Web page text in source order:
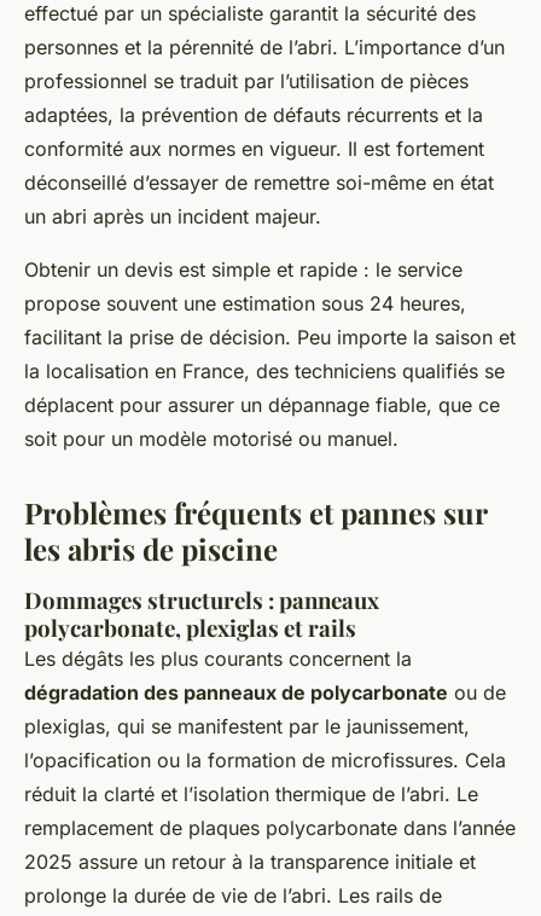
effectué par un spécialiste garantit la sécurité des
personnes et la pérennité de l’abri. L’importance d’un
professionnel se traduit par l’utilisation de pièces
adaptées, la prévention de défauts récurrents et la
conformité aux normes en vigueur. Il est fortement
déconseillé d’essayer de remettre soi-même en état
un abri après un incident majeur.
Obtenir un devis est simple et rapide : le service
propose souvent une estimation sous 24 heures,
facilitant la prise de décision. Peu importe la saison et
la localisation en France, des techniciens qualifiés se
déplacent pour assurer un dépannage fiable, que ce
soit pour un modèle motorisé ou manuel.
Problèmes fréquents et pannes sur
les abris de piscine
Dommages structurels : panneaux
polycarbonate, plexiglas et rails
Les dégâts les plus courants concernent la
dégradation des panneaux de polycarbonate ou de
plexiglas, qui se manifestent par le jaunissement,
l’opacification ou la formation de microfissures. Cela
réduit la clarté et l’isolation thermique de l’abri. Le
remplacement de plaques polycarbonate dans l’année
2025 assure un retour à la transparence initiale et
prolonge la durée de vie de l’abri. Les rails de